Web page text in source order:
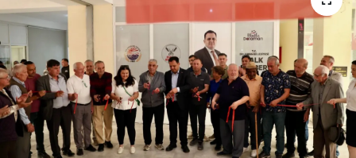
İletişim
Künye
Tüm Manşetler
Son Dakika Haberleri
Haber Arşivi